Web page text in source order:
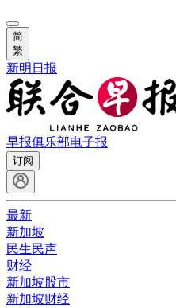
简
繁
新明日报
早报俱乐部电子报
订阅
最新
新加坡
民生民声
财经
新加坡股市
新加坡财经